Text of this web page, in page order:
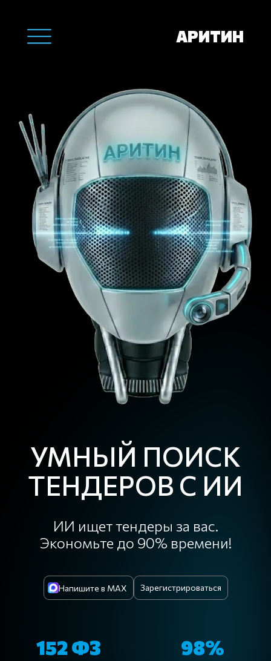
АРИТИН
УМНЫЙ ПОИСК
ТЕНДЕРОВ С ИИ
ИИ ищет тендеры за вас.
Экономьте до 90% времени!
Напишите в MAX Зарегистрироваться
152 ФЗ 98%